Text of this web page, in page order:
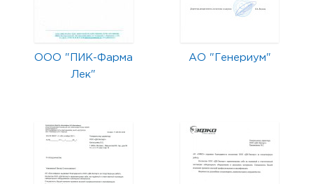
ООО "ПИК-Фарма
Лек"
АО "Генериум"